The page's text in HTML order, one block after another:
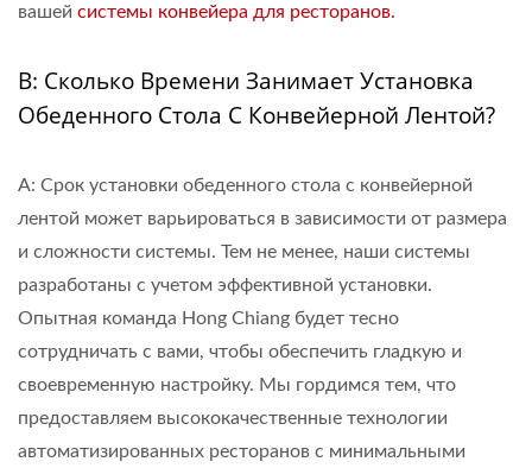
вашей системы конвейера для ресторанов.
В: Сколько Времени Занимает Установка
Обеденного Стола С Конвейерной Лентой?
A: Срок установки обеденного стола с конвейерной
лентой может варьироваться в зависимости от размера
и сложности системы. Тем не менее, наши системы
разработаны с учетом эффективной установки.
Опытная команда Hong Chiang будет тесно
сотрудничать с вами, чтобы обеспечить гладкую и
своевременную настройку. Мы гордимся тем, что
предоставляем высококачественные технологии
автоматизированных ресторанов с минимальными